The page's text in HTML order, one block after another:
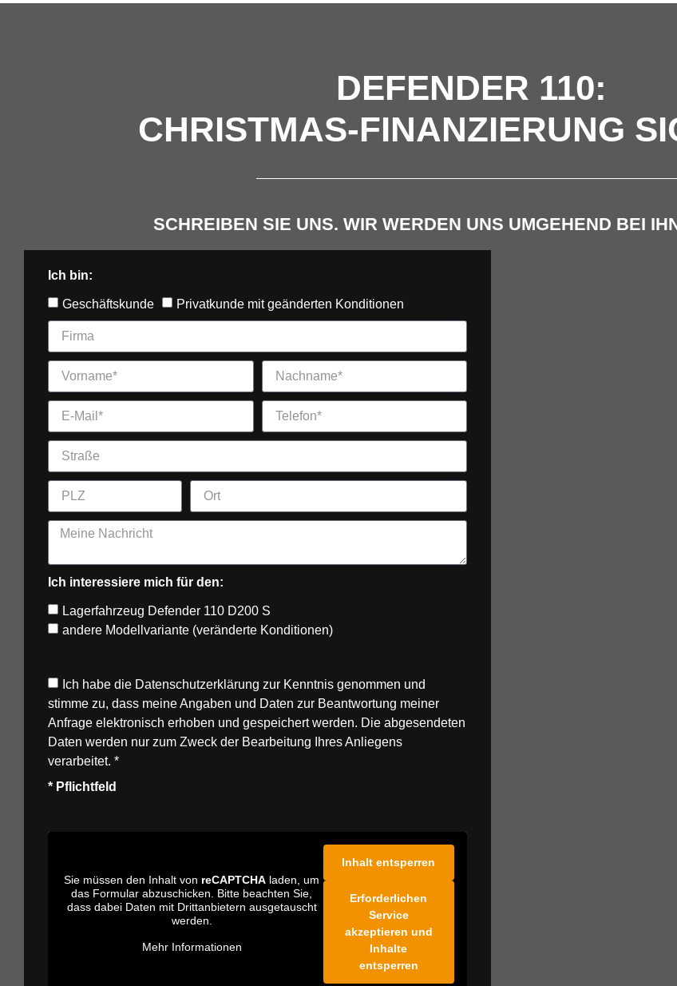
DEFENDER 110:
CHRISTMAS-FINANZIERUNG
SCHREIBEN SIE UNS. WIR WERDEN UNS UMGEHEND BEI
Ich bin:
Geschäftskunde Privatkunde mit geänderten Konditionen
Ich interessiere mich für den:
Lagerfahrzeug Defender 110 D200 S
andere Modellvariante (veränderte Konditionen)
Ich habe die Datenschutzerklärung zur Kenntnis genommen und
stimme zu, dass meine Angaben und Daten zur Beantwortung meiner
Anfrage elektronisch erhoben und gespeichert werden. Die abgesendeten
Daten werden nur zum Zweck der Bearbeitung Ihres Anliegens
verarbeitet. *
* Pflichtfeld
Sie müssen den Inhalt von reCAPTCHA laden, um
das Formular abzuschicken. Bitte beachten Sie,
dass dabei Daten mit Drittanbietern ausgetauscht
werden.
Mehr Informationen
Inhalt entsperren
Erforderlichen
Service
akzeptieren und
Inhalte
entsperren